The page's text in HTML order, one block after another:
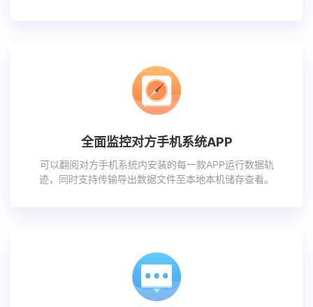
全面监控对方手机系统APP
可以翻阅对方手机系统内安装的每一款APP运行数据轨
迹，同时支持传输导出数据文件至本地本机储存查看。